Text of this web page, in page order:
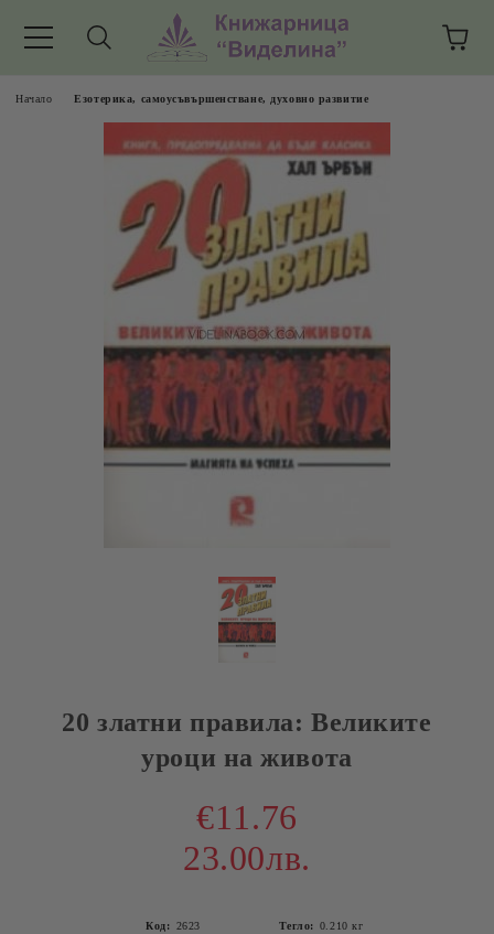
Начало Езотерика, самоусъвършенстване, духовно развитие
20 златни правила: Великите
уроци на живота
€11.76
23.00лв.
Код: 2623 Тегло: 0.210 кг